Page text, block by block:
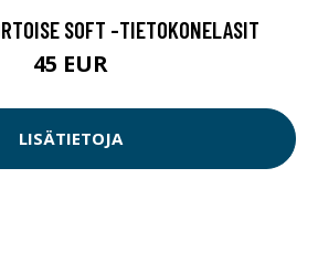
SOFT -TIETOKONELASIT
45 EUR
LISÄTIETOJA